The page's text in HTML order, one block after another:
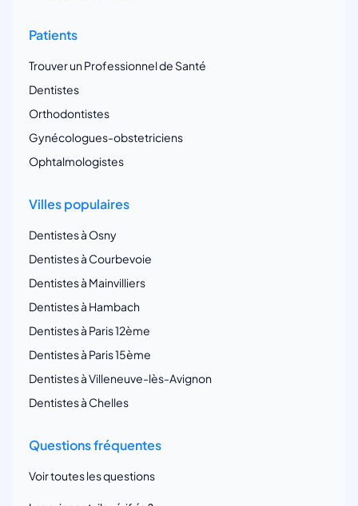
Patients
Trouver un Professionnel de Santé
Dentistes
Orthodontistes
Gynécologues-obstetriciens
Ophtalmologistes
Villes populaires
Dentistes à Osny
Dentistes à Courbevoie
Dentistes à Mainvilliers
Dentistes à Hambach
Dentistes à Paris 12ème
Dentistes à Paris 15ème
Dentistes à Villeneuve-lès-Avignon
Dentistes à Chelles
Questions fréquentes
Voir toutes les questions